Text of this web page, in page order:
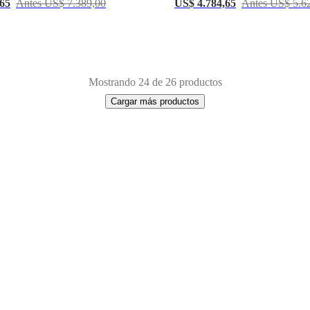
Antes US$ 7.389,00
US$ 4.784,65 Antes US$
Mostrando 24 de 26 productos
Cargar más productos